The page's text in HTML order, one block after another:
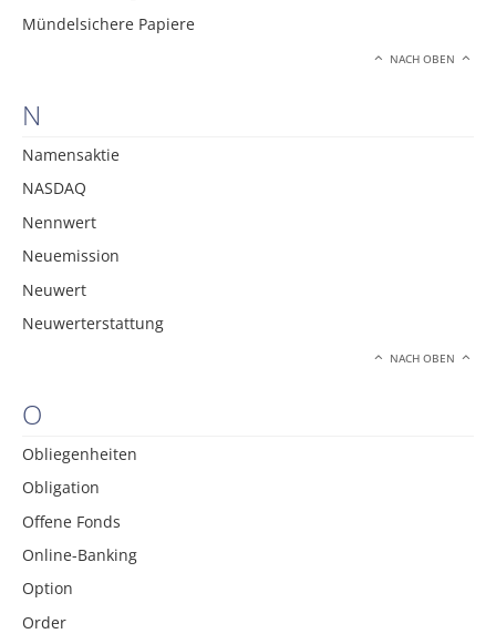
Mündelsichere Papiere
NACH OBEN
N
Namensaktie
NASDAQ
Nennwert
Neuemission
Neuwert
Neuwerterstattung
NACH OBEN
O
Obliegenheiten
Obligation
Offene Fonds
Online-Banking
Option
Order